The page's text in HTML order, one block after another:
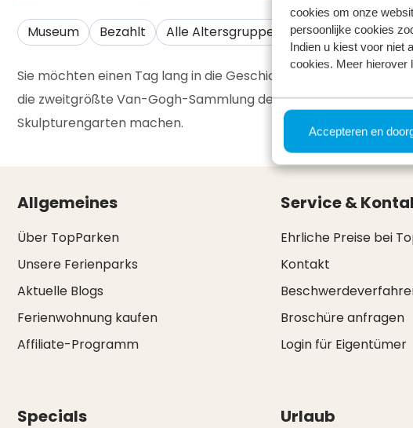
cookies om onze
persoonlijke cookies
Indien u kiest voor niet
cookies. Meer hierover
Accepteren en
Museum Bezahlt Alle Altersgruppen
Sie möchten einen Tag lang in die Geschichte eintauchen und
die zweitgrößte Van-Gogh-Sammlung der Welt. Sie können
Skulpturengarten machen.
Allgemeines
Über TopParken
Unsere Ferienparks
Aktuelle Blogs
Ferienwohnung kaufen
Affiliate-Programm
Service &
Ehrliche Preise bei
Kontakt
Broschüre anfragen
Login für Eigentümer
Specials Urlaub